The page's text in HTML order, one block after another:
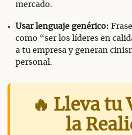
mercado.
Usar lenguaje genérico:
como “ser los líderes en
a tu empresa y generan
personal.
🔥 Lleva tu
la